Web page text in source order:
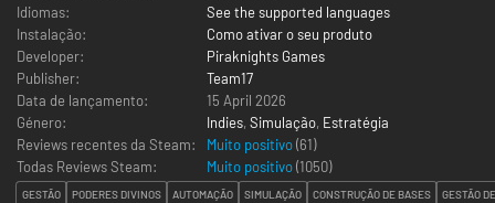
Idiomas:
See the supported languages
Instalação:
Como ativar o seu produto
Developer:
Piraknights Games
Publisher:
Team17
Data de lançamento:
15 April 2026
Género:
Indies, Simulação, Estratégia
Reviews recentes da Steam:
Muito positivo(61)
Todas Reviews Steam:
Muito positivo(1050)
GESTÃO PODERES DIVINOS AUTOMAÇÃO SIMULAÇÃO CONSTRUÇÃO DE BASES GESTÃO